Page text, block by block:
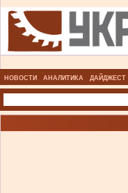
НОВОСТИ АНАЛИТИКА ДАЙДЖЕСТ